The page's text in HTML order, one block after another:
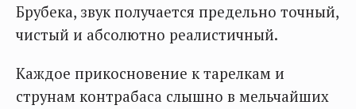
Брубека, звук получается предельно точный,
чистый и абсолютно реалистичный.
Каждое прикосновение к тарелкам и
струнам контрабаса слышно в мельчайших